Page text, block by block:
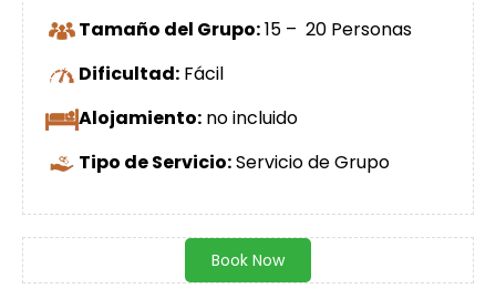
Tamaño del Grupo:15 – 20 Personas
Dificultad: Fácil
Alojamiento: no incluido
Tipo de Servicio:Servicio de Grupo
Book Now